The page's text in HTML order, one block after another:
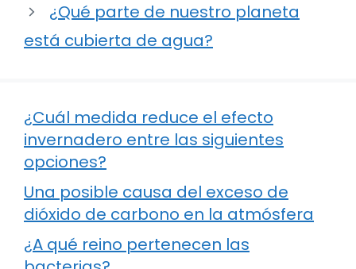
¿Qué parte de nuestro planeta
está cubierta de agua?
¿Cuál medida reduce el efecto
invernadero entre las siguientes
opciones?
Una posible causa del exceso de
dióxido de carbono en la atmósfera
¿A qué reino pertenecen las